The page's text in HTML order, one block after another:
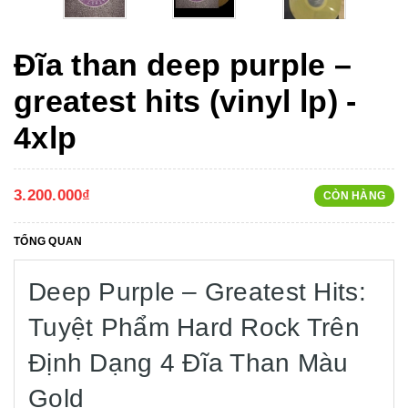
Đĩa than deep purple –
greatest hits (vinyl lp) -
4xlp
3.200.000₫ CÒN HÀNG
TỔNG QUAN
Deep Purple – Greatest Hits:
Tuyệt Phẩm Hard Rock Trên
Định Dạng 4 Đĩa Than Màu
Gold